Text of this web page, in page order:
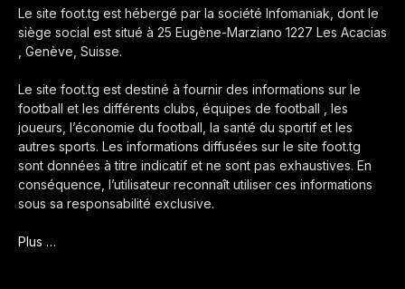
Le site foot.tg est hébergé par la société Infomaniak, dont le
siège social est situé à 25 Eugène-Marziano 1227 Les Acacias
, Genève, Suisse.
Le site foot.tg est destiné à fournir des informations sur le
football et les différents clubs, équipes de football , les
joueurs, l’économie du football, la santé du sportif et les
autres sports. Les informations diffusées sur le site foot.tg
sont données à titre indicatif et ne sont pas exhaustives. En
conséquence, l’utilisateur reconnaît utiliser ces informations
sous sa responsabilité exclusive.
Plus …